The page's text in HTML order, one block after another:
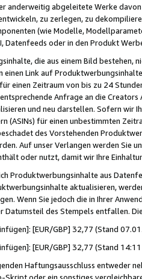
anderweitig abgeleitete Werke
zu zerlegen, zu
(wie Modelle,
Datenfeeds oder in den Produkt
die aus einem Bild bestehen,
einen Link auf
einen Zeitraum von bis zu 24
Anfrage an die
und neu darstellen. Sofern wir
(ASINs) für einen unbestimmten
des Vorstehenden
Auf unser Verlangen werden Sie
oder nutzt, damit wir Ihre
Produktwerbungsinhalte aus
aktualisieren,
Wenn Sie jedoch die in Ihrer
Datumsteil des Stempels entfallen.
[EUR/GBP] 32,77 (Stand
[EUR/GBP] 32,77 (Stand
Haftungsausschluss entweder
Skript oder ein sonstiges